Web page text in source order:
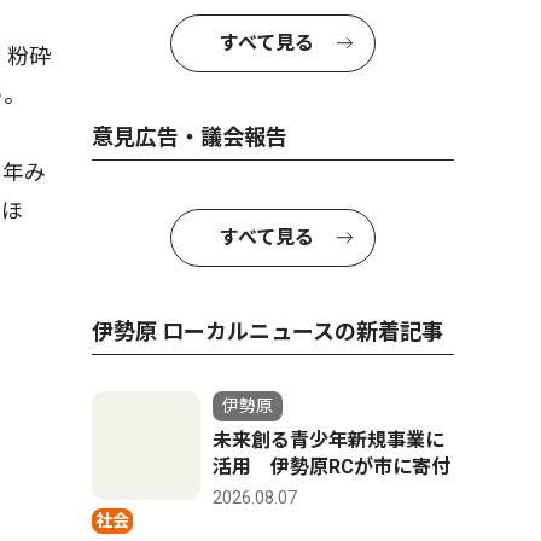
粉砕
み
すべて見る
意見広告・議会報告
すべて見る
伊勢原 ローカルニュースの新着記事
社会
伊勢原
未来創る青少年新規事業に
活用 伊勢原RCが市に寄付
2026.08.07